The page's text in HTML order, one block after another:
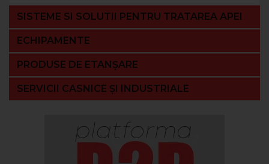
SISTEME SI SOLUTII PENTRU TRATAREA APEI
ECHIPAMENTE
PRODUSE DE ETANȘARE
SERVICII CASNICE ȘI INDUSTRIALE